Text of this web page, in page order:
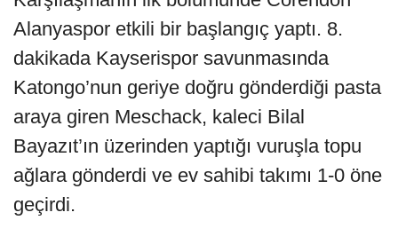
Alanyaspor etkili bir başlangıç yaptı. 8.
dakikada Kayserispor savunmasında
Katongo’nun geriye doğru gönderdiği pasta
araya giren Meschack, kaleci Bilal
Bayazıt’ın üzerinden yaptığı vuruşla topu
ağlara gönderdi ve ev sahibi takımı 1-0 öne
geçirdi.